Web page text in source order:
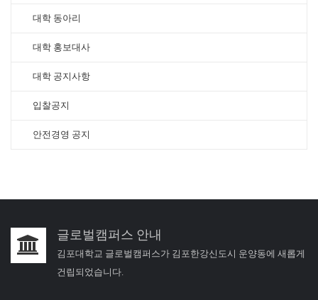
대학 동아리
대학 홍보대사
대학 공지사항
입찰공지
안전경영 공지
글로벌캠퍼스 안내
김포대학교 글로벌캠퍼스가 김포한강신도시 운양동에 새롭게
건립되었습니다.